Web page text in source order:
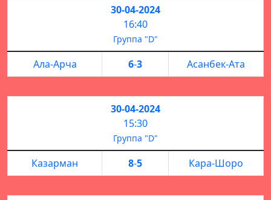
30-04-2024
16:40
Группа "D"
Ала-Арча 6-3 Асанбек-Ата
30-04-2024
15:30
Группа "D"
Казарман 8-5 Кара-Шоро